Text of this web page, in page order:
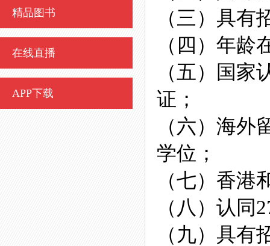
精品图书
在线直播
APP下载
（三）具
（四）年龄
（五）国
证；
（六）海
学位；
（七）香
（八）认
（九）具